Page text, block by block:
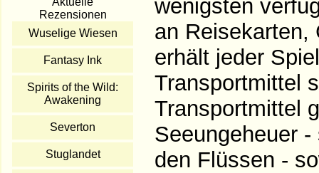
Rezensionen
Wuselige Wiesen
Fantasy Ink
Spirits of the Wild:
Awakening
Severton
Stuglandet
wenigsten
an Reisekarten,
erhält jeder
Transportmittel
Transportmittel
Seeungeheuer
den Flüssen -